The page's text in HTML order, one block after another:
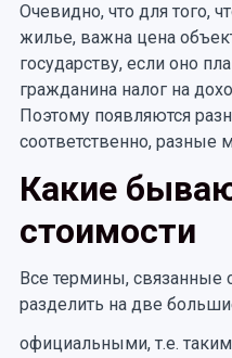
Очевидно, что для того,
жилье, важна цена
государству, если оно
гражданина налог на
Поэтому появляются
соответственно, разные
Какие
стоимости
Все термины, связанные
разделить на две
официальными, т.е.